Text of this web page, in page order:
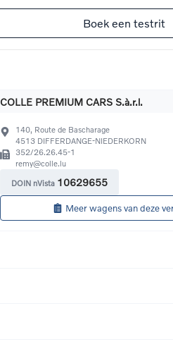
Boek een testrit
COLLE PREMIUM CARS S.à.r.l.
140, Route de Bascharage
4513 DIFFERDANGE-NIEDERKORN
352/26.26.45-1
remy@colle.lu
DOIN nVista 10629655
Meer wagens van deze